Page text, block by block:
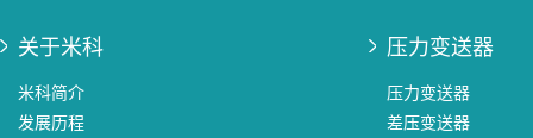
关于米科
米科简介
发展历程
压力变送器
压力变送器
差压变送器